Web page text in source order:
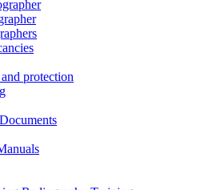
protection